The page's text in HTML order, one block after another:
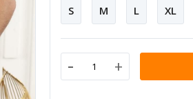
S M L XL
- +